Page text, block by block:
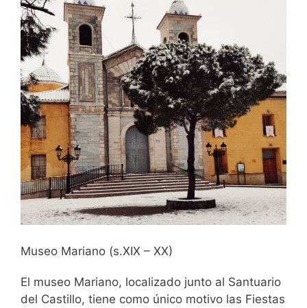
Museo Mariano (s.XIX – XX)
El museo Mariano, localizado junto al Santuario
del Castillo, tiene como único motivo las Fiestas